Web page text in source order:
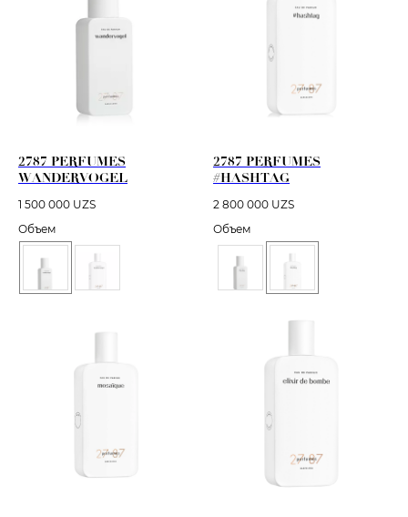
2787 PERFUMES
WANDERVOGEL
1 500 000 UZS
Объем
2787 PERFUMES
#HASHTAG
2 800 000 UZS
Объем